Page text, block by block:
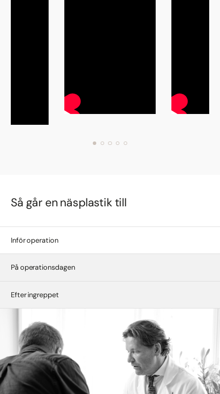
Så går en näsplastik till
Inför operation
På operationsdagen
Efter ingreppet